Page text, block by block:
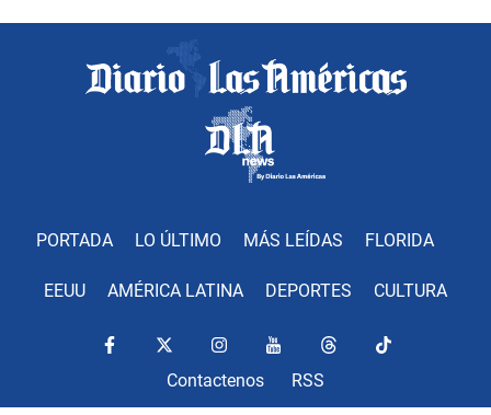
PORTADA LO ÚLTIMO MÁS LEÍDAS FLORIDA
EEUU AMÉRICA LATINA DEPORTES CULTURA
Contactenos RSS